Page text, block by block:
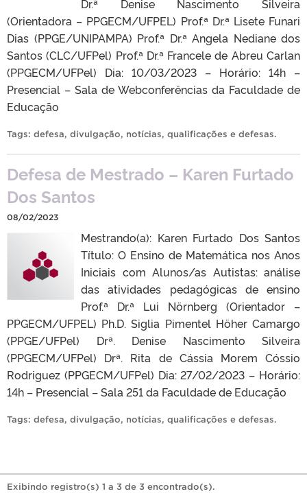
Dr.ª Denise Nascimento Silveira
(Orientadora – PPGECM/UFPEL) Prof.ª Dr.ª Lisete Funari
Dias (PPGE/UNIPAMPA) Prof.ª Dr.ª Angela Nediane dos
Santos (CLC/UFPel) Prof.ª Dr.ª Francele de Abreu Carlan
(PPGECM/UFPel) Dia: 10/03/2023 – Horário: 14h –
Presencial – Sala de Webconferências da Faculdade de
Educação
Tags: defesa, divulgação, notícias, qualificações e defesas.
Defesa de Mestrado – Karen Furtado
Dos Santos
08/02/2023
Mestrando(a): Karen Furtado Dos Santos
Título: O Ensino de Matemática nos Anos
Iniciais com Alunos/as Autistas: análise
das atividades pedagógicas de ensino
Prof.ª Dr.ª Lui Nörnberg (Orientador –
PPGECM/UFPEL) Ph.D. Siglia Pimentel Höher Camargo
(PPGE/UFPel) Drª. Denise Nascimento Silveira
(PPGECM/UFPel) Drª. Rita de Cássia Morem Cóssio
Rodriguez (PPGECM/UFPel) Dia: 27/02/2023 – Horário:
14h – Presencial – Sala 251 da Faculdade de Educação
Tags: defesa, divulgação, notícias, qualificações e defesas.
Exibindo registro(s) 1 a 3 de 3 encontrado(s).